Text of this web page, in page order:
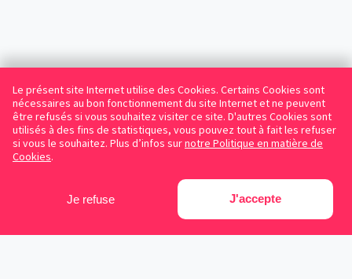
Le présent site Internet utilise des Cookies. Certains Cookies sont
nécessaires au bon fonctionnement du site Internet et ne peuvent
être refusés si vous souhaitez visiter ce site. D'autres Cookies sont
utilisés à des fins de statistiques, vous pouvez tout à fait les refuser
si vous le souhaitez. Plus d’infos surnotre Politique en matière de
Cookies.
Je refuse J'accepte